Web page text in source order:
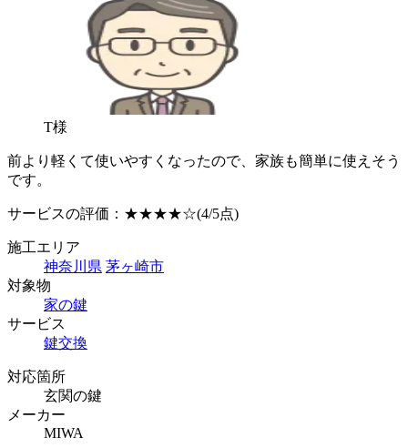
T様
前より軽くて使いやすくなったので、家族も簡単に使えそう
です。
サービスの評価： ★★★★☆(4/5点)
施工エリア
神奈川県 茅ヶ崎市
対象物
家の鍵
サービス
鍵交換
対応箇所
玄関の鍵
メーカー
MIWA